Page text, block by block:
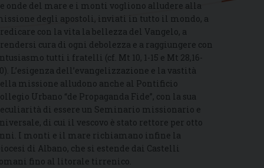
onde del mare e i monti vogliono alludere alla
degli apostoli, inviati in tutto il mondo, a
con la vita la bellezza del Vangelo, a
cura di ogni debolezza e a raggiungere con
tutti i fratelli (cf. Mt 10, 1-15 e Mt 28,16-
L’esigenza dell’evangelizzazione e la vastità
missione alludono anche al Pontificio
Urbano “de Propaganda Fide”, con la sua
di essere un Seminario missionario e
di cui il vescovo è stato rettore per otto
I monti e il mare richiamano infine la
di Albano, che si estende dai Castelli
fino al litorale tirrenico.